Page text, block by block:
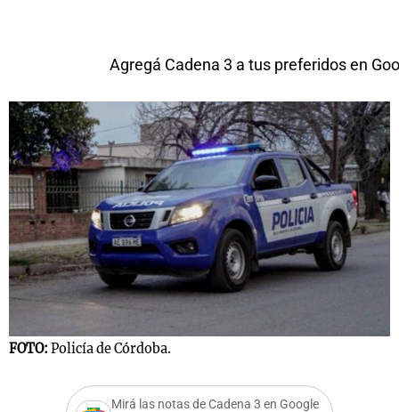
Agregá Cadena 3 a tus preferidos en
FOTO: Policía de Córdoba.
Mirá las notas de Cadena 3 en Google